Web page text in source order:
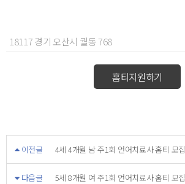
18117 경기 오산시 궐동 768
홈티지원하기
이전글 4세 4개월 남 주1회 언어치료사 홈티 모집
다음글 5세 8개월 여 주1회 언어치료사 홈티 모집